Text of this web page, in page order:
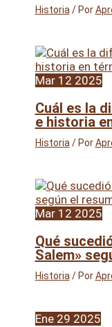
Historia/ Por
Mar 12 2025
Cuál es la
e historia
Historia/ Por
Mar 12 2025
Qué
Salem»
Historia/ Por
Ene 29 2025